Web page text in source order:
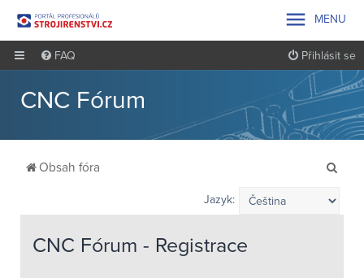
 MENU
FAQ Přihlásit se
CNC Fórum
Obsah fóra
e
Jazyk:
CNC Fórum - Registrace